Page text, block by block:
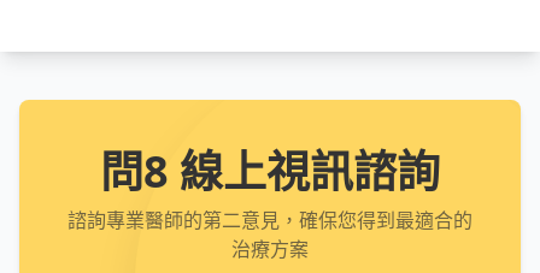
問8 線上視訊諮詢
諮詢專業醫師的第二意見，確保您得到最適合的
治療方案